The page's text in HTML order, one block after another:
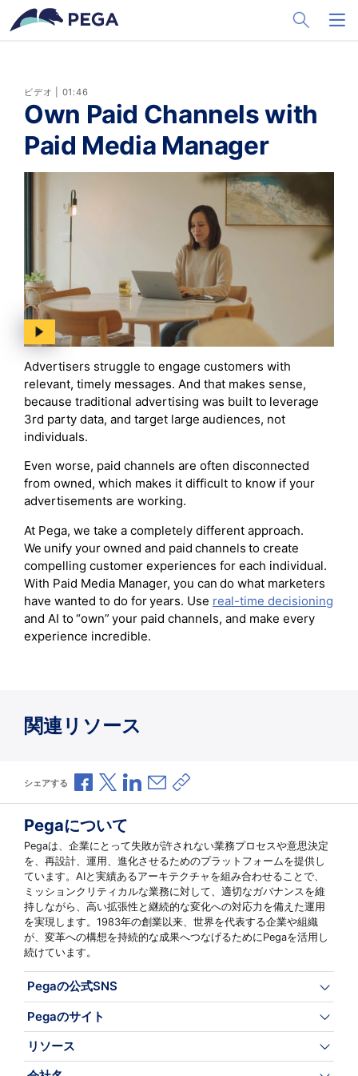
メインコンテンツに飛ぶ
Toggle
ビデオ | 01:46
Own Paid Channels with
Paid Media Manager
Advertisers struggle to engage customers with
relevant, timely messages. And that makes sense,
because traditional advertising was built to leverage
3rd party data, and target large audiences, not
individuals.
Even worse, paid channels are often disconnected
from owned, which makes it difficult to know if your
advertisements are working.
At Pega, we take a completely different approach.
We unify your owned and paid channels to create
compelling customer experiences for each individual.
With Paid Media Manager, you can do what marketers
have wanted to do for years. Use real-time decisioning
and AI to “own” your paid channels, and make every
experience incredible.
関連リソース
シェアする Facebookで共有
Xで共有LinkedInで共有
メールで共有
共有リンクをコピー
Pegaについて
Pegaは、企業にとって失敗が許されない業務プロセスや意思決定
を、再設計、運用、進化させるためのプラットフォームを提供し
ています。AIと実績あるアーキテクチャを組み合わせることで、
ミッションクリティカルな業務に対して、適切なガバナンスを維
持しながら、高い拡張性と継続的な変化への対応力を備えた運用
を実現します。1983年の創業以来、世界を代表する企業や組織
が、変革への構想を持続的な成果へつなげるためにPegaを活用し
続けています。
Pegaの公式SNS
Pegaのサイト
リソース